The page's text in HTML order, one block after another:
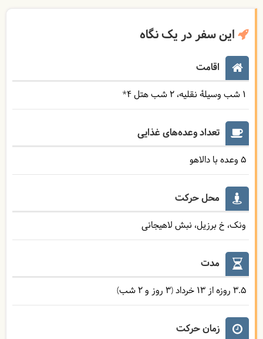
این سفر در یک نگاه
اقامت
1 شب وسیلۀ نقلیه 2 شب هتل ۴*
تعداد وعده‌های غذایی
5 وعده با دالاهو
محل حرکت
ونک، خ برزیل، نبش لاهیجانی
مدت
3.5 روزه از 13 خرداد (3 روز و 2 شب)
زمان حرکت